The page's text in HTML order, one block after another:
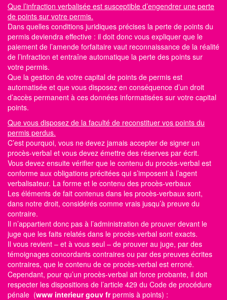
Que l’infraction verbalisée est susceptible d’engendrer une perte
de points sur votre permis.
Dans quelles conditions juridiques précises la perte de points du
permis deviendra effective : il doit donc vous expliquer que le
paiement de l’amende forfaitaire vaut reconnaissance de la réalité
de l’infraction et entraîne automatique la perte des points sur
votre permis.
Que la gestion de votre capital de points de permis est
automatisée et que vous disposez en conséquence d’un droit
d’accès permanent à ces données informatisées sur votre capital
points.
Que vous disposez de la faculté de reconstituer vos points du
permis perdus.
C’est pourquoi, vous ne devez jamais accepter de signer un
procès-verbal et vous devez émettre des réserves par écrit.
Vous devez ensuite vérifier que le contenu du procès-verbal est
conforme aux obligations précitées qui s’imposent à l’agent
verbalisateur. La forme et le contenu des procès-verbaux
Les éléments de fait contenus dans les procès-verbaux sont,
dans notre droit, considérés comme vrais jusqu’à preuve du
contraire.
Il n’appartient donc pas à l’administration de prouver devant le
juge que les faits relatés dans le procès-verbal sont exacts.
Il vous revient – et à vous seul – de prouver au juge, par des
témoignages concordants contraires ou par des preuves écrites
contraires, que le contenu de ce procès-verbal est erroné.
Cependant, pour qu’un procès-verbal ait force probante, il doit
respecter les dispositions de l’article 429 du Code de procédure
pénale (www interieur gouv frpermis à points) :